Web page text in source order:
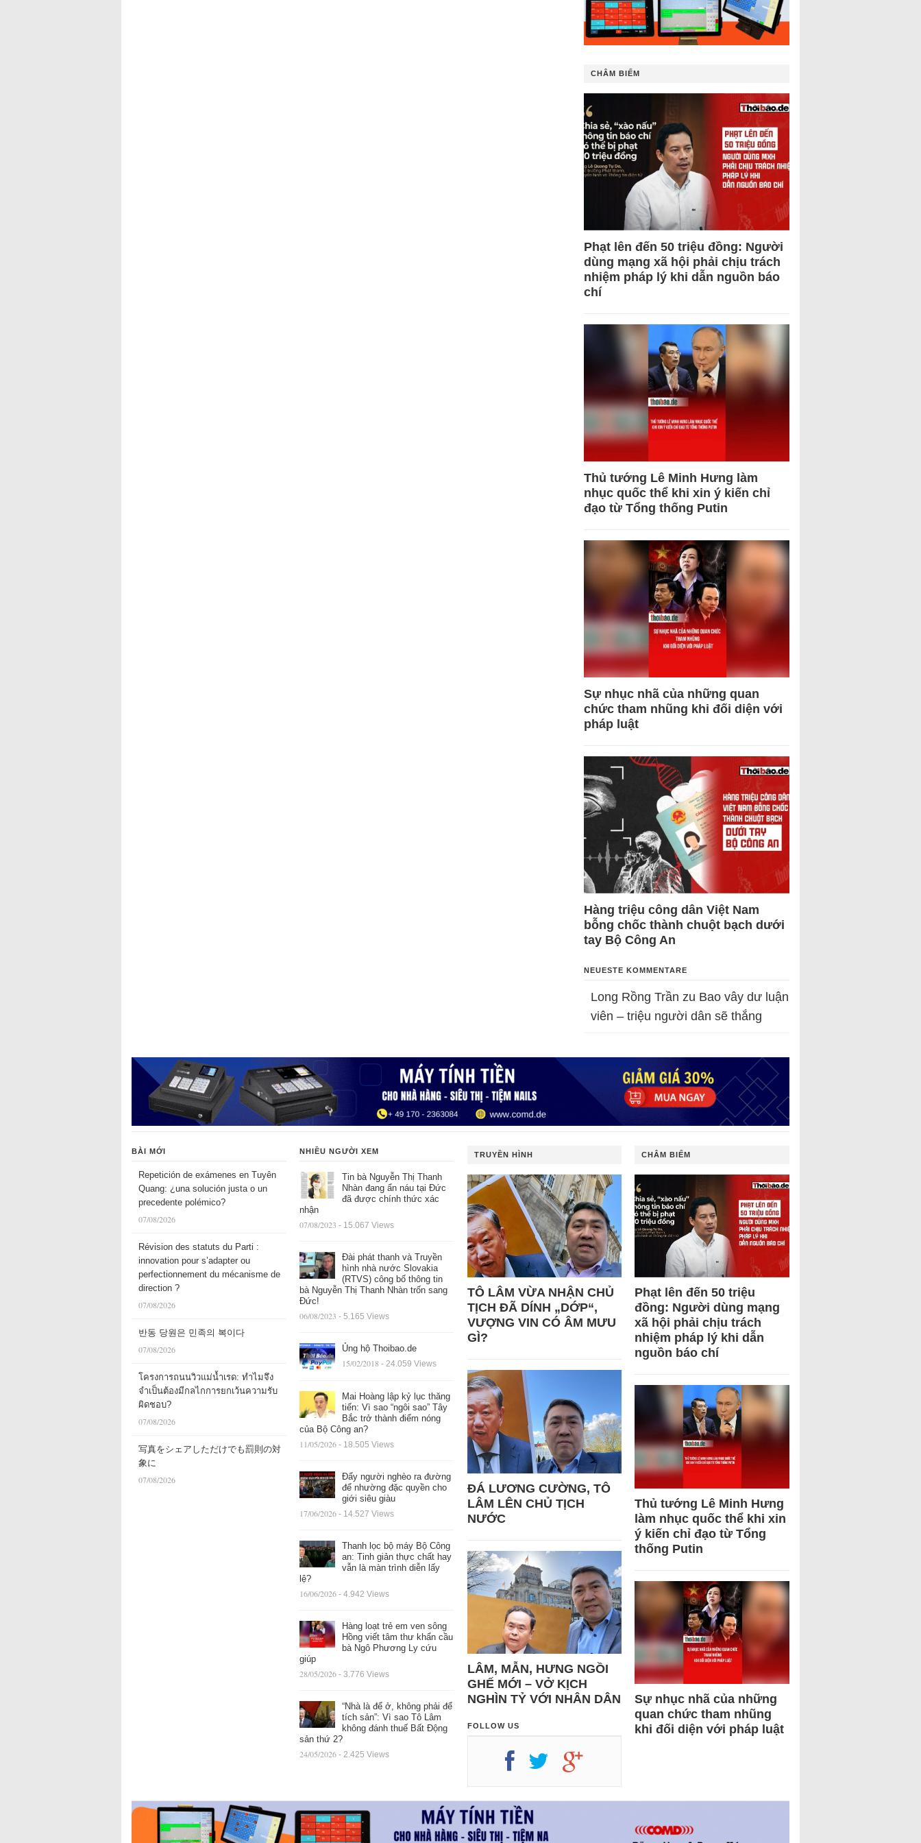
CHÂM BIẾM
Phạt lên đến 50 triệu đồng: Người
dùng mạng xã hội phải chịu trách
nhiệm pháp lý khi dẫn nguồn báo
chí
Thủ tướng Lê Minh Hưng làm
nhục quốc thể khi xin ý kiến chỉ
đạo từ Tổng thống Putin
Sự nhục nhã của những quan
chức tham nhũng khi đối diện với
pháp luật
Hàng triệu công dân Việt Nam
bỗng chốc thành chuột bạch dưới
tay Bộ Công An
NEUESTE KOMMENTARE
Long Rồng Trần zu Bao vây dư luận
viên – triệu người dân sẽ thắng
BÀI MỚI
Repetición de exámenes en Tuyên
Quang: ¿una solución justa o un
precedente polémico?
07/08/2026
Révision des statuts du Parti :
innovation pour s’adapter ou
perfectionnement du mécanisme de
direction ?
07/08/2026
반동 당원은 민족의 복이다
07/08/2026
โครงการถนนวิวแม่น้ำเรด: ทำไมจึง
จำเป็นต้องมีกลไกการยกเว้นความรับ
ผิดชอบ?
07/08/2026
写真をシェアしただけでも罰則の対
象に
07/08/2026
NHIỀU NGƯỜI XEM
Tin bà Nguyễn Thị Thanh
Nhàn đang ẩn náu tại Đức
đã được chính thức xác
nhận
07/08/2023 - 15.067 Views
Đài phát thanh và Truyền
hình nhà nước Slovakia
(RTVS) công bố thông tin
bà Nguyễn Thị Thanh Nhàn trốn sang
Đức!
06/08/2023 - 5.165 Views
Ủng hộ Thoibao.de
15/02/2018 - 24.059 Views
Mai Hoàng lập kỷ lục thăng
tiến: Vì sao “ngôi sao” Tây
Bắc trở thành điểm nóng
của Bộ Công an?
11/05/2026 - 18.505 Views
Đẩy người nghèo ra đường
để nhường đặc quyền cho
giới siêu giàu
17/06/2026 - 14.527 Views
Thanh lọc bộ máy Bộ Công
an: Tinh giản thực chất hay
vẫn là màn trình diễn lấy
lệ?
16/06/2026 - 4.942 Views
Hàng loạt trẻ em ven sông
Hồng viết tâm thư khẩn cầu
bà Ngô Phương Ly cứu
giúp
28/05/2026 - 3.776 Views
“Nhà là để ở, không phải để
tích sản”: Vì sao Tô Lâm
không đánh thuế Bất Động
sản thứ 2?
24/05/2026 - 2.425 Views
TRUYỀN HÌNH
TÔ LÂM VỪA NHẬN CHỦ
TỊCH ĐÃ DÍNH „DỚP“,
VƯỢNG VIN CÓ ÂM MƯU
GÌ?
ĐÁ LƯƠNG CƯỜNG, TÔ
LÂM LÊN CHỦ TỊCH
NƯỚC
LÂM, MẪN, HƯNG NGỒI
GHẾ MỚI – VỞ KỊCH
NGHÌN TỶ VỚI NHÂN DÂN
FOLLOW US
CHÂM BIẾM
Phạt lên đến 50 triệu
đồng: Người dùng mạng
xã hội phải chịu trách
nhiệm pháp lý khi dẫn
nguồn báo chí
Thủ tướng Lê Minh Hưng
làm nhục quốc thể khi xin
ý kiến chỉ đạo từ Tổng
thống Putin
Sự nhục nhã của những
quan chức tham nhũng
khi đối diện với pháp luật